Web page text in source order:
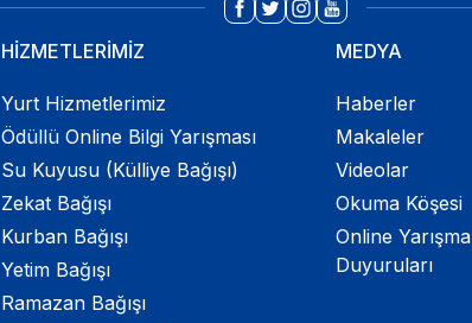
HİZMETLERİMİZ
Yurt Hizmetlerimiz
Ödüllü Online Bilgi Yarışması
Su Kuyusu (Külliye Bağışı)
Zekat Bağışı
Kurban Bağışı
Yetim Bağışı
Ramazan Bağışı
MEDYA
Haberler
Makaleler
Videolar
Okuma Köşesi
Online Yarışma
Duyuruları